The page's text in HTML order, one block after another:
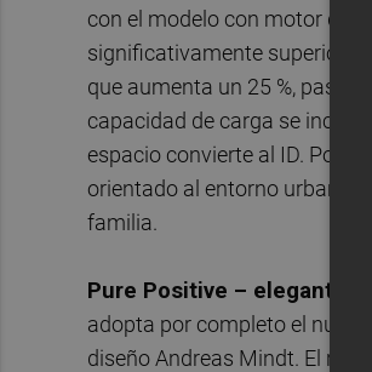
con el modelo con motor de
significativamente superior
que aumenta un 25 %,
capacidad de carga se
espacio convierte al ID. Polo,
orientado al entorno urbano,
familia.
Pure Positive – elegante,
adopta por completo el
diseño Andreas Mindt. El